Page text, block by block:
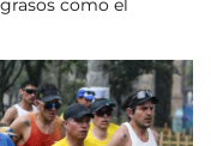
como el